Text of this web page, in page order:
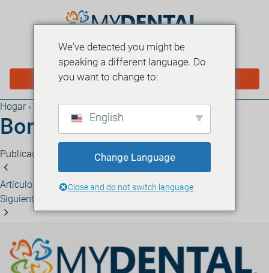
MENÚ
PROGRAMAR EN LÍNEA
Hogar ›
Borrador automático
Publicado el 27 de marzo de 2026 · 1 minuto de lectura
Artículo anterior Borrador automático
Siguiente artículo
We've detected you might be
speaking a different language. Do
you want to change to:
English
Change Language
Close and do not switch language